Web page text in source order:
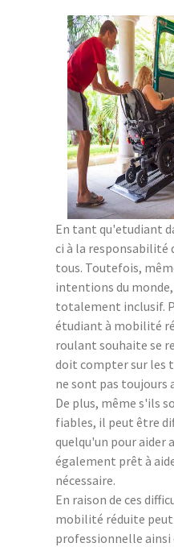
En tant qu'etudiant
ci à la responsabilité
tous. Toutefois,
intentions du
totalement inclusif.
étudiant à mobilité
roulant souhaite se
doit compter sur les
ne sont pas toujours
De plus, même s'ils
fiables, il peut être
quelqu'un pour aider
également prêt à
nécessaire.
En raison de ces
mobilité réduite peut
professionnelle ainsi